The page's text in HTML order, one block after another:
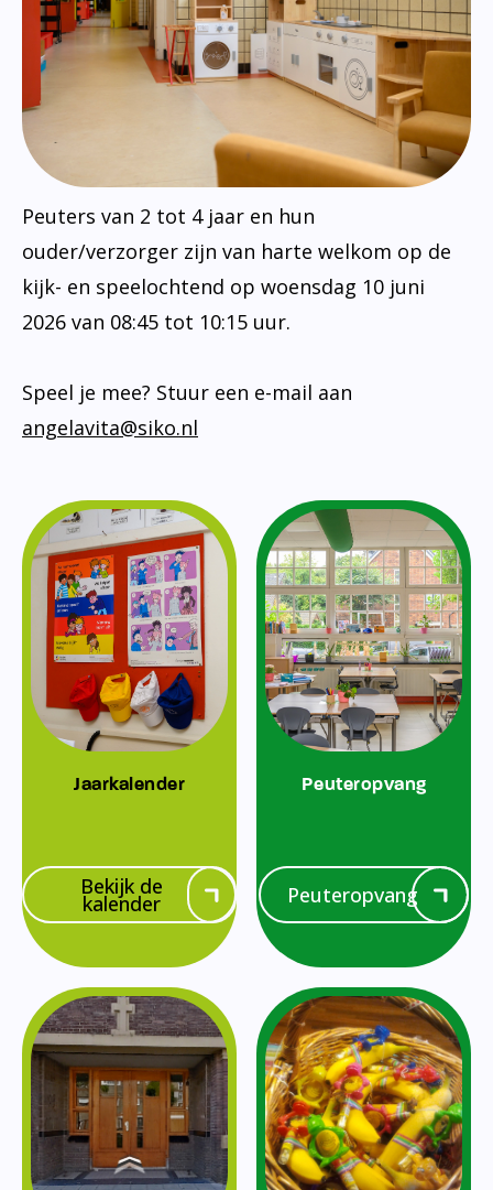
Peuters van 2 tot 4 jaar en hun
ouder/verzorger zijn van harte welkom op de
kijk- en speelochtend op woensdag 10 juni
2026 van 08:45 tot 10:15 uur.
Speel je mee? Stuur een e-mail aan
angelavita@siko.nl
Jaarkalender
Bekijk de
kalender
Peuteropvang
Peuteropvang